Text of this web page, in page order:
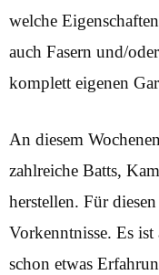
welche
auch Fasern und/
komplett eigenen
An diesem
zahlreiche Batts,
herstellen. Für
Vorkenntnisse. Es
schon etwas